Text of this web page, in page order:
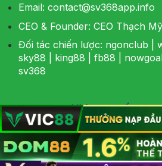
Email: contact@sv368app.info
CEO & Founder: CEO Thạch
Đối tác chiến lược: ngonclub
sky88
king88 fb88
sv368
Nhà cung cấp